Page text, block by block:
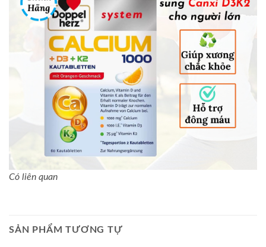
Có liên quan
SẢN PHẨM TƯƠNG TỰ